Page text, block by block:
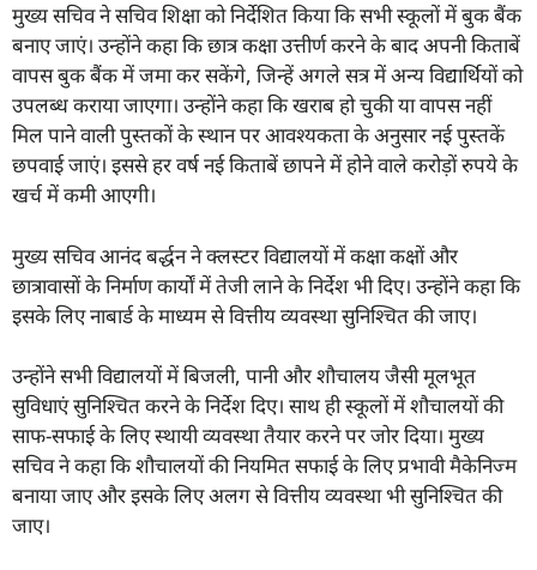
मुख्य सचिव ने सचिव शिक्षा को निर्देशित किया कि सभी स्कूलों में बुक बैंक
बनाए जाएं। उन्होंने कहा कि छात्र कक्षा उत्तीर्ण करने के बाद अपनी किताबें
वापस बुक बैंक में जमा कर सकेंगे, जिन्हें अगले सत्र में अन्य विद्यार्थियों को
उपलब्ध कराया जाएगा। उन्होंने कहा कि खराब हो चुकी या वापस नहीं
मिल पाने वाली पुस्तकों के स्थान पर आवश्यकता के अनुसार नई पुस्तकें
छपवाई जाएं। इससे हर वर्ष नई किताबें छापने में होने वाले करोड़ों रुपये के
खर्च में कमी आएगी।
मुख्य सचिव आनंद बर्द्धन ने क्लस्टर विद्यालयों में कक्षा कक्षों और
छात्रावासों के निर्माण कार्यों में तेजी लाने के निर्देश भी दिए। उन्होंने कहा कि
इसके लिए नाबार्ड के माध्यम से वित्तीय व्यवस्था सुनिश्चित की जाए।
उन्होंने सभी विद्यालयों में बिजली, पानी और शौचालय जैसी मूलभूत
सुविधाएं सुनिश्चित करने के निर्देश दिए। साथ ही स्कूलों में शौचालयों की
साफ-सफाई के लिए स्थायी व्यवस्था तैयार करने पर जोर दिया। मुख्य
सचिव ने कहा कि शौचालयों की नियमित सफाई के लिए प्रभावी मैकेनिज्म
बनाया जाए और इसके लिए अलग से वित्तीय व्यवस्था भी सुनिश्चित की
जाए।